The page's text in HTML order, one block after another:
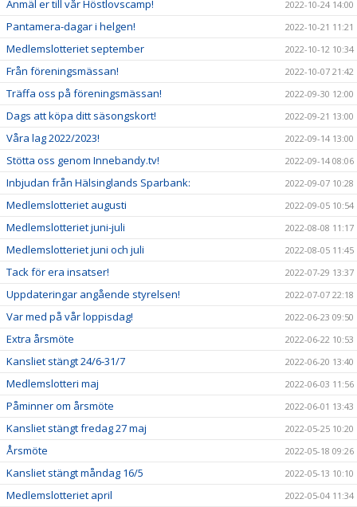
Anmäl er till vår Höstlovscamp! 2022-10-24 14:00
Pantamera-dagar i helgen! 2022-10-21 11:21
Medlemslotteriet september 2022-10-12 10:34
Från föreningsmässan! 2022-10-07 21:42
Träffa oss på föreningsmässan! 2022-09-30 12:00
Dags att köpa ditt säsongskort! 2022-09-21 13:00
Våra lag 2022/2023! 2022-09-14 13:00
Stötta oss genom Innebandy.tv! 2022-09-14 08:06
Inbjudan från Hälsinglands Sparbank: 2022-09-07 10:28
Medlemslotteriet augusti 2022-09-05 10:54
Medlemslotteriet juni-juli 2022-08-08 11:17
Medlemslotteriet juni och juli 2022-08-05 11:45
Tack för era insatser! 2022-07-29 13:37
Uppdateringar angående styrelsen! 2022-07-07 22:18
Var med på vår loppisdag! 2022-06-23 09:50
Extra årsmöte 2022-06-22 10:53
Kansliet stängt 24/6-31/7 2022-06-20 13:40
Medlemslotteri maj 2022-06-03 11:56
Påminner om årsmöte 2022-06-01 13:43
Kansliet stängt fredag 27 maj 2022-05-25 10:20
Årsmöte 2022-05-18 09:26
Kansliet stängt måndag 16/5 2022-05-13 10:10
Medlemslotteriet april 2022-05-04 11:34